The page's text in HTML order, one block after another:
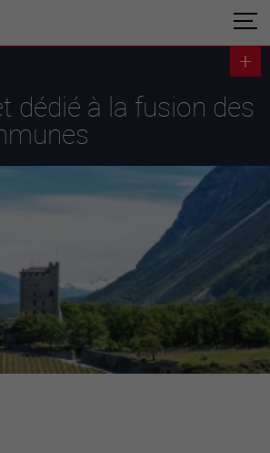
dédié à la fusion des